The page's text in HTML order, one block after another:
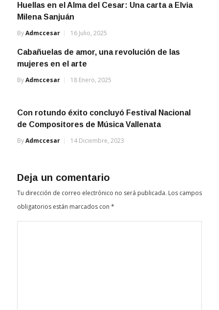
Huellas en el Alma del Cesar: Una carta a Elvia
Milena Sanjuán
ByAdmccesar 16 Julio, 2025
Cabañuelas de amor, una revolución de las
mujeres en el arte
ByAdmccesar 18 Enero, 2025
Con rotundo éxito concluyó Festival Nacional
de Compositores de Música Vallenata
ByAdmccesar 14 Diciembre, 2023
Deja un comentario
Tu dirección de correo electrónico no será publicada. Los campos
obligatorios están marcados con *